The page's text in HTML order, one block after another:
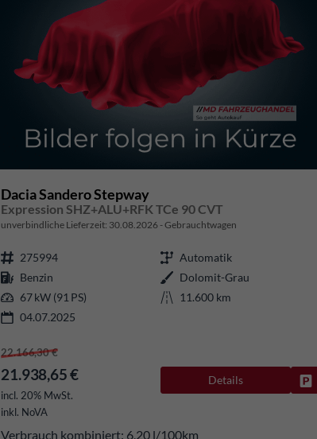
Dacia Sandero Stepway
Expression SHZ+ALU+RFK TCe 90 CVT
unverbindliche Lieferzeit: 30.08.2026 Gebrauchtwagen
275994
Automatik
Benzin
Dolomit-Grau
67 kW (91 PS)
11.600 km
04.07.2025
22.166,30 €
21.938,65 €
incl. 20% MwSt.
inkl. NoVA
Details
Verbrauch kombiniert: 6,20 l/100km